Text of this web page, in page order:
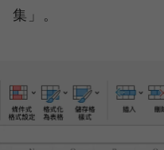
集」。